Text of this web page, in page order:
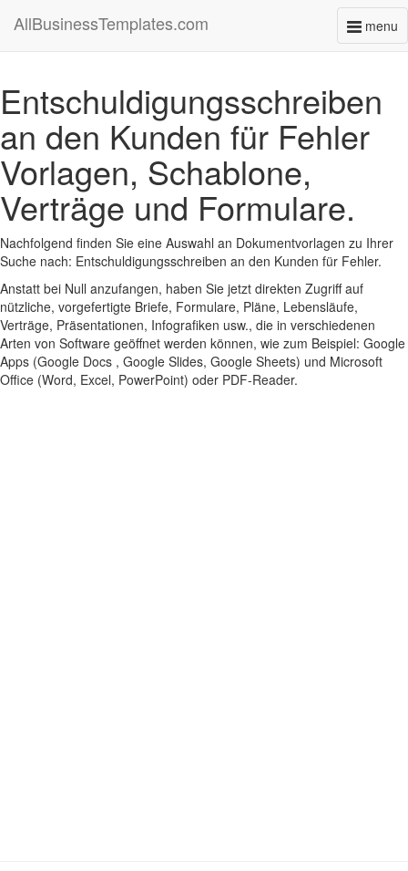
menu
AllBusinessTemplates.com
Entschuldigungsschreiben
an den Kunden für Fehler
Vorlagen, Schablone,
Verträge und Formulare.
Nachfolgend finden Sie eine Auswahl an Dokumentvorlagen zu Ihrer
Suche nach: Entschuldigungsschreiben an den Kunden für Fehler.
Anstatt bei Null anzufangen, haben Sie jetzt direkten Zugriff auf
nützliche, vorgefertigte Briefe, Formulare, Pläne, Lebensläufe,
Verträge, Präsentationen, Infografiken usw., die in verschiedenen
Arten von Software geöffnet werden können, wie zum Beispiel: Google
Apps (Google Docs , Google Slides, Google Sheets) und Microsoft
Office (Word, Excel, PowerPoint) oder PDF-Reader.